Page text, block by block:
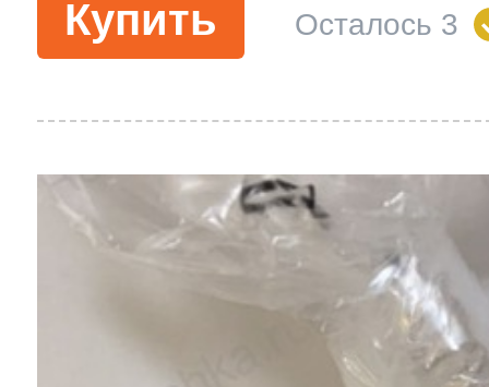
Купить Осталось 3